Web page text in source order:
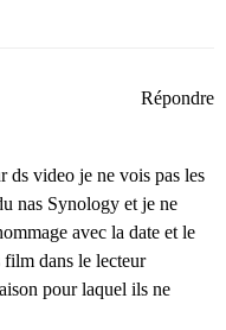
ds video je ne vois pas les
nas Synology et je ne
avec la date et le
dans le lecteur
pour laquel ils ne
Répondre